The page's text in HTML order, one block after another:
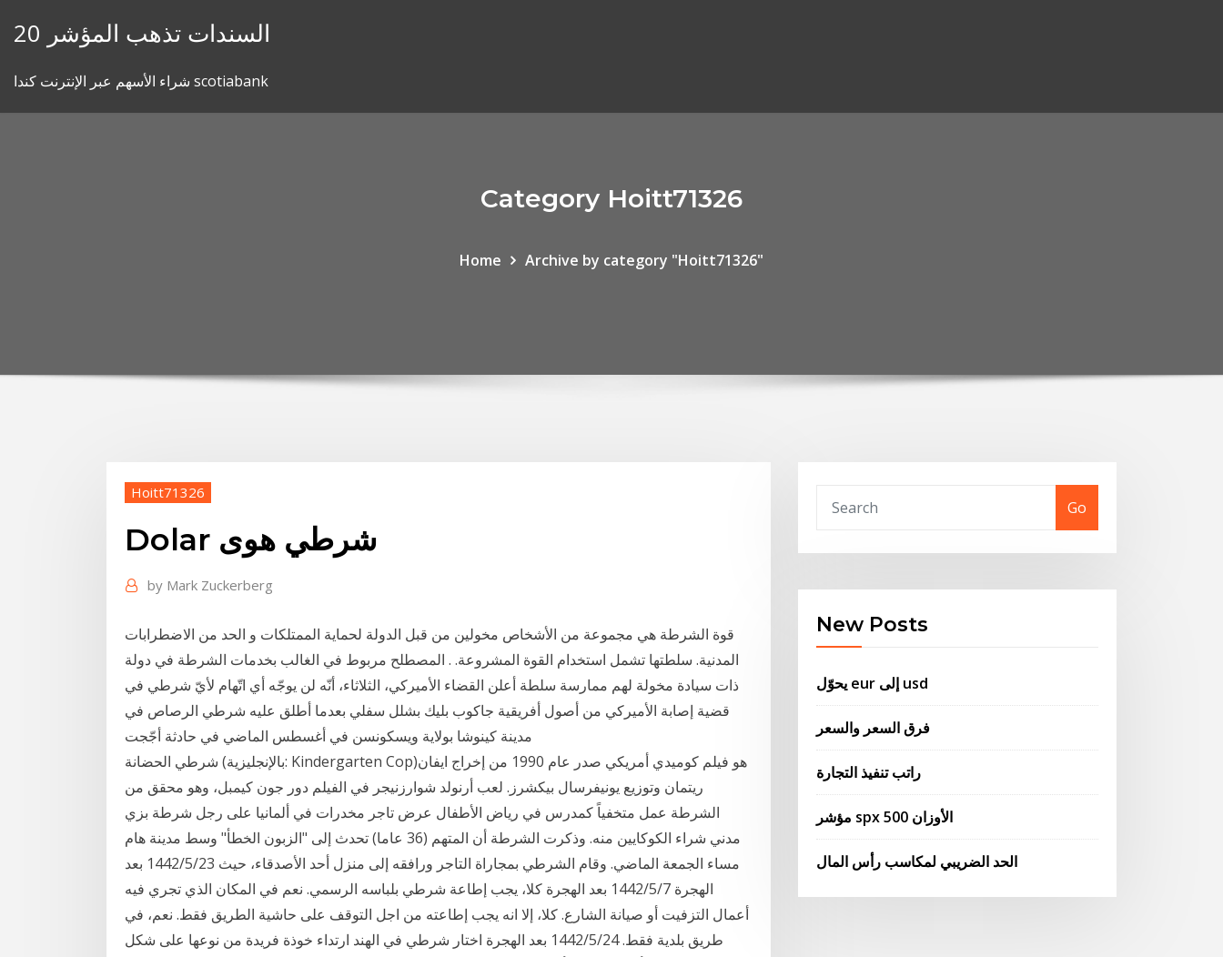
20 السندات تذهب المؤشر
شراء الأسهم عبر الإنترنت كندا scotiabank
Category Hoitt71326
Home Archive by category "Hoitt71326"
Hoitt71326
Dolar شرطي هوى
by Mark Zuckerberg
قوة الشرطة هي مجموعة من الأشخاص مخولين من قبل الدولة لحماية الممتلكات و الحد من الاضطرابات
المدنية. سلطتها تشمل استخدام القوة المشروعة. . المصطلح مربوط في الغالب بخدمات الشرطة في دولة
ذات سيادة مخولة لهم ممارسة سلطة أعلن القضاء الأميركي، الثلاثاء، أنّه لن يوجّه أي اتّهام لأيّ شرطي في
قضية إصابة الأميركي من أصول أفريقية جاكوب بليك بشلل سفلي بعدما أطلق عليه شرطي الرصاص في
مدينة كينوشا بولاية ويسكونسن في أغسطس الماضي في حادثة أجّجت
شرطي الحضانة (بالإنجليزية: Kindergarten Cop)‏ هو فيلم كوميدي أمريكي صدر عام 1990 من إخراج ايفان
ريتمان وتوزيع يونيفرسال بيكشرز. لعب أرنولد شوارزنيجر في الفيلم دور جون كيمبل، وهو محقق من
الشرطة عمل متخفياً كمدرس في رياض الأطفال عرض تاجر مخدرات في ألمانيا على رجل شرطة بزي
مدني شراء الكوكايين منه. وذكرت الشرطة أن المتهم (36 عاما) تحدث إلى "الزبون الخطأ" وسط مدينة هام
مساء الجمعة الماضي. وقام الشرطي بمجاراة التاجر ورافقه إلى منزل أحد الأصدقاء، حيث 23‏‏/5‏‏/1442 بعد
الهجرة 7‏‏/5‏‏/1442 بعد الهجرة كلا، يجب إطاعة شرطي بلباسه الرسمي. نعم في المكان الذي تجري فيه
أعمال التزفيت أو صيانة الشارع. كلا، إلا انه يجب إطاعته من اجل التوقف على حاشية الطريق فقط. نعم، في
طريق بلدية فقط. 24‏‏/5‏‏/1442 بعد الهجرة اختار شرطي في الهند ارتداء خوذة فريدة من نوعها على شكل
Go
New Posts
يحوّل eur إلى usd
فرق السعر والسعر
راتب تنفيذ التجارة
مؤشر spx 500 الأوزان
الحد الضريبي لمكاسب رأس المال